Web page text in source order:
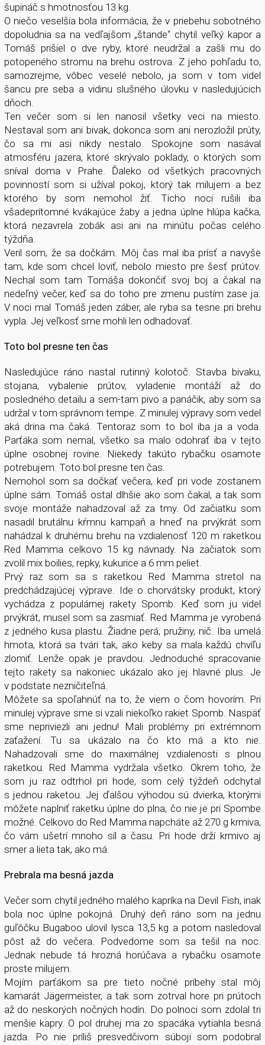
šupináč s hmotnosťou 13 kg.
O niečo veselšia bola informácia, že v priebehu sobotného
dopoludnia sa na vedľajšom „štande“ chytil veľký kapor a
Tomáš prišiel o dve ryby, ktoré neudržal a zašli mu do
potopeného stromu na brehu ostrova. Z jeho pohľadu to,
samozrejme, vôbec veselé nebolo, ja som v tom videl
šancu pre seba a vidinu slušného úlovku v nasledujúcich
dňoch.
Ten večer som si len nanosil všetky veci na miesto.
Nestaval som ani bivak, dokonca som ani nerozložil prúty,
čo sa mi asi nikdy nestalo. Spokojne som nasával
atmosféru jazera, ktoré skrývalo poklady, o ktorých som
sníval doma v Prahe. Ďaleko od všetkých pracovných
povinností som si užíval pokoj, ktorý tak milujem a bez
ktorého by som nemohol žiť. Ticho noci rušili iba
všadeprítomné kvákajúce žaby a jedna úplne hlúpa kačka,
ktorá nezavrela zobák asi ani na minútu počas celého
týždňa.
Veril som, že sa dočkám. Môj čas mal iba prísť a navyše
tam, kde som chcel loviť, nebolo miesto pre šesť prútov.
Nechal som tam Tomáša dokončiť svoj boj a čakal na
nedeľný večer, keď sa do toho pre zmenu pustím zase ja.
V noci mal Tomáš jeden záber, ale ryba sa tesne pri brehu
vypla. Jej veľkosť sme mohli len odhadovať.
Toto bol presne ten čas
Nasledujúce ráno nastal rutinný kolotoč. Stavba bivaku,
stojana, vybalenie prútov, vyladenie montáží až do
posledného detailu a sem-tam pivo a panáčik, aby som sa
udržal v tom správnom tempe. Z minulej výpravy som vedel
aká drina ma čaká. Tentoraz som to bol iba ja a voda.
Parťáka som nemal, všetko sa malo odohrať iba v tejto
úplne osobnej rovine. Niekedy takúto rybačku osamote
potrebujem. Toto bol presne ten čas.
Nemohol som sa dočkať večera, keď pri vode zostanem
úplne sám. Tomáš ostal dlhšie ako som čakal, a tak som
svoje montáže nahadzoval až za tmy. Od začiatku som
nasadil brutálnu kŕmnu kampaň a hneď na prvýkrát som
nahádzal k druhému brehu na vzdialenosť 120 m raketkou
Red Mamma celkovo 15 kg návnady. Na začiatok som
zvolil mix boilies, repky, kukurice a 6 mm peliet.
Prvý raz som sa s raketkou Red Mamma stretol na
predchádzajúcej výprave. Ide o chorvátsky produkt, ktorý
vychádza z populárnej rakety Spomb. Keď som ju videl
prvýkrát, musel som sa zasmiať. Red Mamma je vyrobená
z jedného kusa plastu. Žiadne perá, pružiny, nič. Iba umelá
hmota, ktorá sa tvári tak, ako keby sa mala každú chvíľu
zlomiť. Lenže opak je pravdou. Jednoduché spracovanie
tejto rakety sa nakoniec ukázalo ako jej hlavné plus. Je
v podstate nezničiteľná.
Môžete sa spoľahnúť na to, že viem o čom hovorím. Pri
minulej výprave sme si vzali niekoľko rakiet Spomb. Naspäť
sme nepriviezli ani jednu! Mali problémy pri extrémnom
zaťažení. Tu sa ukázalo na čo kto má a kto nie.
Nahadzovali sme do maximálnej vzdialenosti s plnou
raketkou. Red Mamma vydržala všetko. Okrem toho, že
som ju raz odtrhol pri hode, som celý týždeň odchytal
s jednou raketou. Jej ďalšou výhodou sú dvierka, ktorými
môžete naplniť raketku úplne do plna, čo nie je pri Spombe
možné. Celkovo do Red Mamma napcháte až 270 g krmiva,
čo vám ušetrí mnoho síl a času. Pri hode drží krmivo aj
smer a lieta tak, ako má.
Prebrala ma besná jazda
Večer som chytil jedného malého kapríka na Devil Fish, inak
bola noc úplne pokojná. Druhý deň ráno som na jednu
guľôčku Bugaboo ulovil lysca 13,5 kg a potom nasledoval
pôst až do večera. Podvedome som sa tešil na noc.
Jednak nebude tá hrozná horúčava a rybačku osamote
proste milujem.
Mojím parťákom sa pre tieto nočné príbehy stal môj
kamarát Jägermeister, a tak som zotrval hore pri prútoch
až do neskorých nočných hodín. Do polnoci som zdolal tri
menšie kapry. O pol druhej ma zo spacáka vytiahla besná
jazda. Po nie príliš presvedčivom súboji som podobral